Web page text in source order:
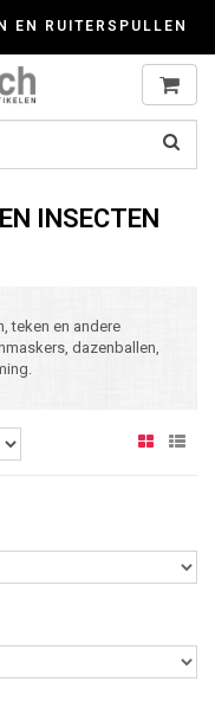
EN RUITERSPULLEN
INSECTEN
teken en andere
dazenballen,
meer informatie op onze